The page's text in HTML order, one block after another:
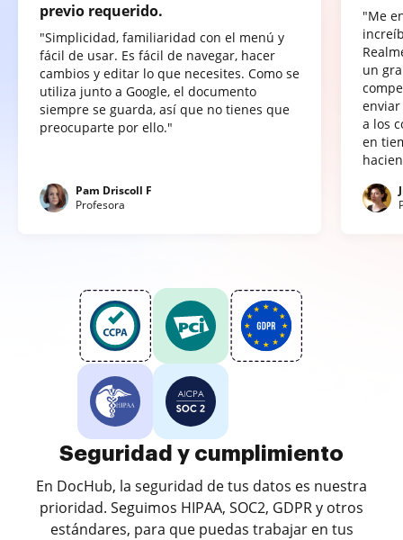
previo requerido.
"Simplicidad, familiaridad con el menú y
fácil de usar. Es fácil de navegar, hacer
cambios y editar lo que necesites. Como se
utiliza junto a Google, el documento
siempre se guarda, así que no tienes que
preocuparte por ello."
Pam Driscoll F
Profesora
"Me
un
a los
en
Seguridad y cumplimiento
En DocHub, la seguridad de tus datos es nuestra
prioridad. Seguimos HIPAA, SOC2, GDPR y otros
estándares, para que puedas trabajar en tus